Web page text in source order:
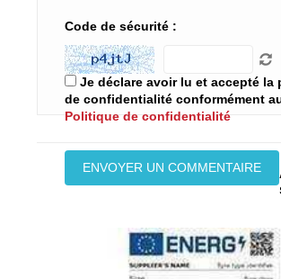
Code de sécurité :
Je déclare avoir lu et accepté la
de confidentialité conformément
Politique de confidentialité